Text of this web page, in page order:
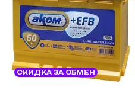
СКИДКА ЗА ОБМЕН